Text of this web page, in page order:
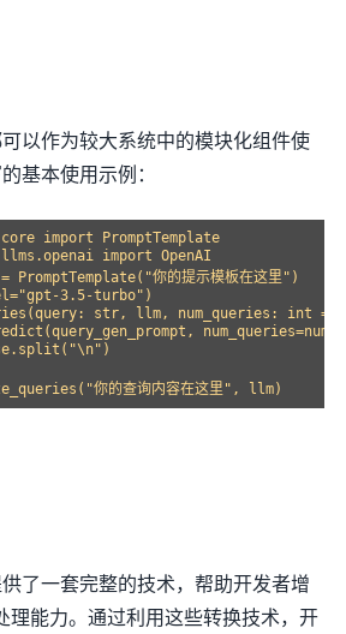
以作为较大系统中的模块化组件使
基本使用示例：
import PromptTemplate
import OpenAI
PromptTemplate("你的提示模板在这里")
3.5-turbo")
str, llm, num_queries: int
了一套完整的技术，帮助开发者增
理能力。通过利用这些转换技术，开